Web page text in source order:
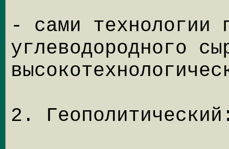
- сами технологии
углеводородного
2.